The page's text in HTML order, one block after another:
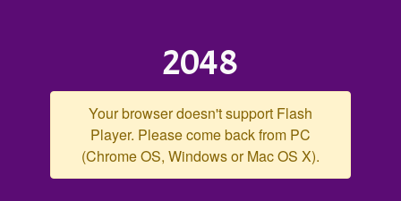
2048
Your browser doesn't support Flash
Player. Please come back from PC
(Chrome OS, Windows or Mac OS X).